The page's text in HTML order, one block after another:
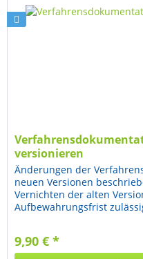
versionieren
Änderungen der
neuen Versionen
Vernichten der alten
Aufbewahrungsfrist
9,90 € *